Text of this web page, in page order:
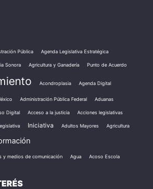
Pública Agenda Legislativa Estratégica
Sonora Agricultura y Ganadería Punto de Acuerdo
Acondroplasia Agenda Digital
Administración Pública Federal Aduanas
Digital Acceso a la justicia Acciones legislativas
Iniciativa Adultos Mayores Agricultura
y medios de comunicación Agua Acoso Escola